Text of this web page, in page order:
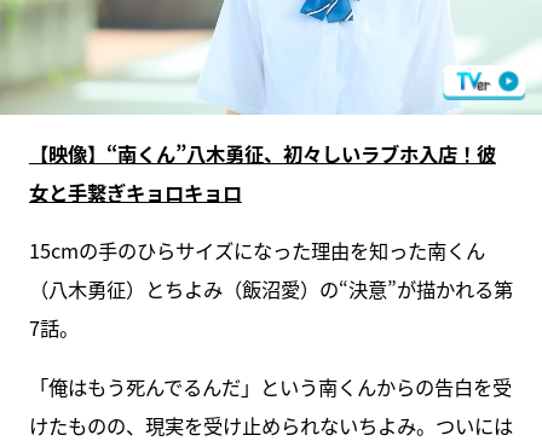
【映像】“南くん”八木勇征、初々しいラブホ入店！彼
女と手繋ぎキョロキョロ
15cmの手のひらサイズになった理由を知った南くん
（八木勇征）とちよみ（飯沼愛）の“決意”が描かれる第
7話。
「俺はもう死んでるんだ」という南くんからの告白を受
けたものの、現実を受け止められないちよみ。ついには